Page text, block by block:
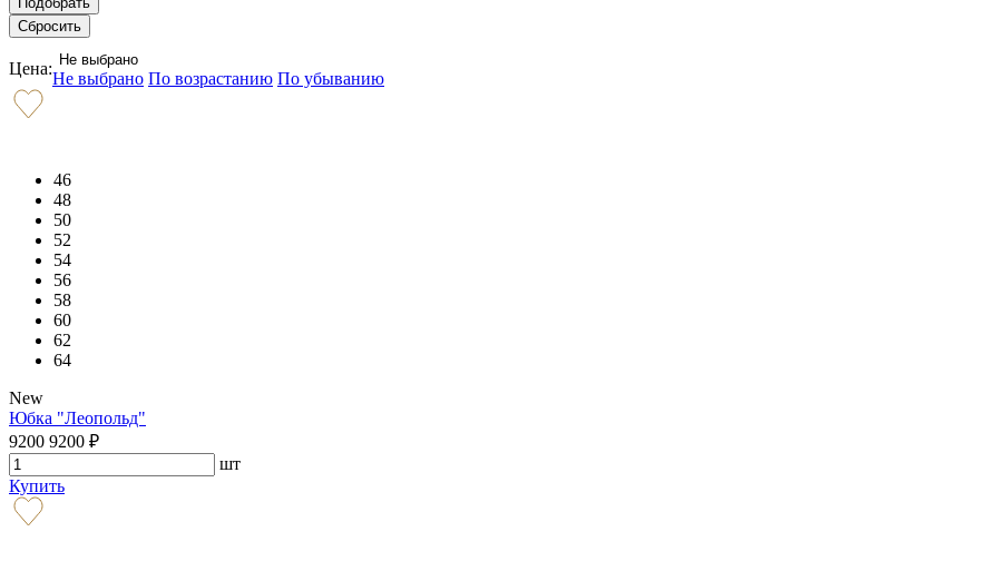
Цена: Не выбрано
Не выбрано По возрастанию По убыванию
46
48
50
52
54
56
58
60
62
64
New
Юбка "Леопольд"
9200 9200 ₽
шт
Купить